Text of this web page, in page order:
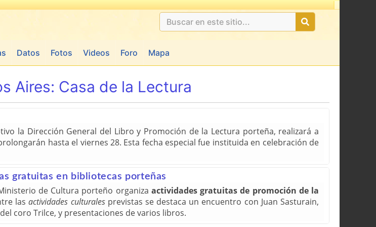
Datos Fotos Videos Foro Mapa
Aires: Casa de la Lectura
la Dirección General del Libro y Promoción de la Lectura porteña, realizará a
hasta el viernes 28. Esta fecha especial fue instituida en celebración de
gratuitas en bibliotecas porteñas
de Cultura porteño organiza actividades gratuitas de promoción de la
lasactividades culturalesprevistas se destaca un encuentro con Juan Sasturain,
coro Trilce, y presentaciones de varios libros.